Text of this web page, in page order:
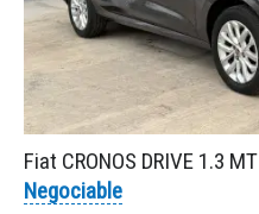
Fiat CRONOS DRIVE 1.3 MT
Negociable